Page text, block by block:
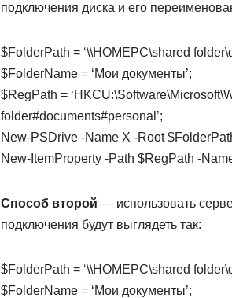
подключения диска и его
$FolderPath = ‘\\HOMEPC\shared
$FolderName = ‘Мои документы’;
$RegPath =
folder#documents#personal’;
New-PSDrive -Name X -Root
New-ItemProperty -Path $RegPath -
Способ второй — использовать
подключения будут выглядеть так:
$FolderPath = ‘\\HOMEPC\shared
$FolderName = ‘Мои документы’;